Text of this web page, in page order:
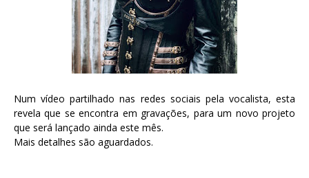
Num vídeo partilhado nas redes sociais pela vocalista, esta
revela que se encontra em gravações, para um novo projeto
que será lançado ainda este mês.
Mais detalhes são aguardados.